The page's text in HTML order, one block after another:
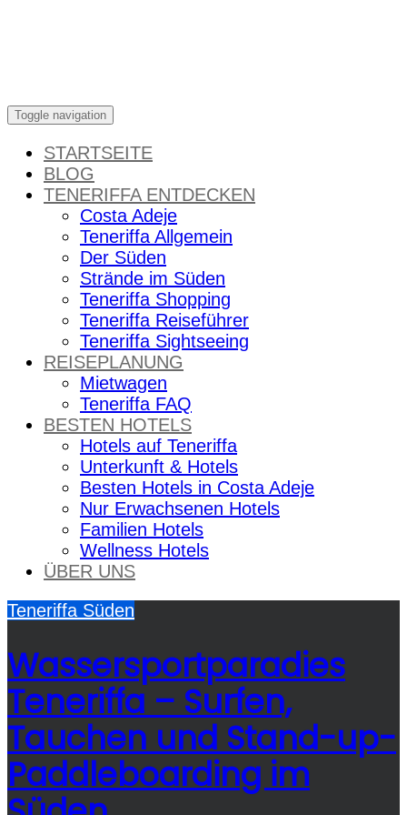
Toggle navigation
STARTSEITE
BLOG
TENERIFFA ENTDECKEN
Costa Adeje
Teneriffa Allgemein
Der Süden
Strände im Süden
Teneriffa Shopping
Teneriffa Reiseführer
Teneriffa Sightseeing
REISEPLANUNG
Mietwagen
Teneriffa FAQ
BESTEN HOTELS
Hotels auf Teneriffa
Unterkunft & Hotels
Besten Hotels in Costa Adeje
Nur Erwachsenen Hotels
Familien Hotels
Wellness Hotels
ÜBER UNS
Teneriffa Süden
Wassersportparadies
Teneriffa – Surfen,
Tauchen und Stand-up-
Paddleboarding im